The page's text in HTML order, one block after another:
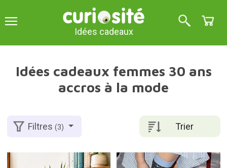
Idées cadeaux
Idées cadeaux femmes 30 ans
accros à la mode
Trier
Filtres(3)